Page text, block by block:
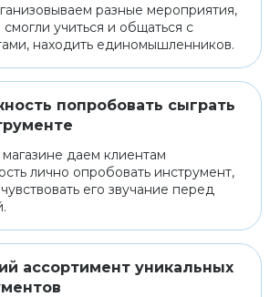
разные мероприятия,
учиться и общаться с
находить единомышленников.
попробовать сыграть
даем клиентам
лично опробовать инструмент,
его звучание перед
ассортимент уникальных